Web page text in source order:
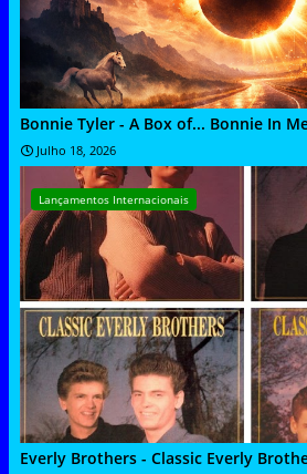
Bonnie Tyler - A Box of... Bonnie In
Julho 18, 2026
Lançamentos Internacionais
Everly Brothers - Classic Everly